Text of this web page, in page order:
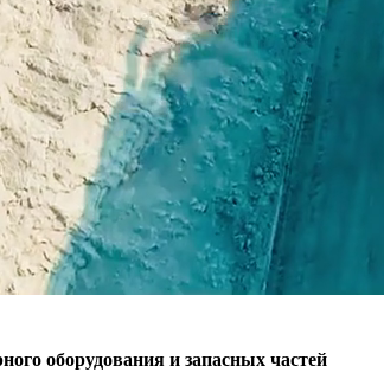
оборудования и запасных частей